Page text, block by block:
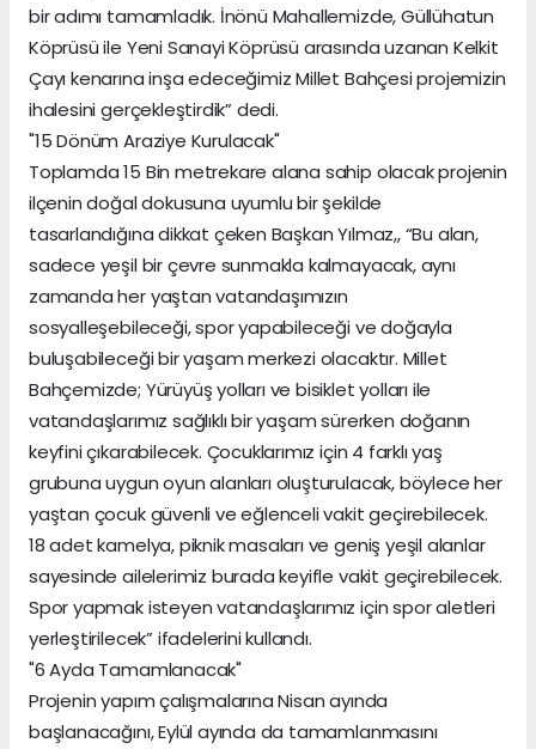
bir adımı tamamladık. İnönü Mahallemizde, Güllühatun
Köprüsü ile Yeni Sanayi Köprüsü arasında uzanan Kelkit
Çayı kenarına inşa edeceğimiz Millet Bahçesi projemizin
ihalesini gerçekleştirdik” dedi.
"15 Dönüm Araziye Kurulacak"
Toplamda 15 Bin metrekare alana sahip olacak projenin
ilçenin doğal dokusuna uyumlu bir şekilde
tasarlandığına dikkat çeken Başkan Yılmaz,, “Bu alan,
sadece yeşil bir çevre sunmakla kalmayacak, aynı
zamanda her yaştan vatandaşımızın
sosyalleşebileceği, spor yapabileceği ve doğayla
buluşabileceği bir yaşam merkezi olacaktır. Millet
Bahçemizde; Yürüyüş yolları ve bisiklet yolları ile
vatandaşlarımız sağlıklı bir yaşam sürerken doğanın
keyfini çıkarabilecek. Çocuklarımız için 4 farklı yaş
grubuna uygun oyun alanları oluşturulacak, böylece her
yaştan çocuk güvenli ve eğlenceli vakit geçirebilecek.
18 adet kamelya, piknik masaları ve geniş yeşil alanlar
sayesinde ailelerimiz burada keyifle vakit geçirebilecek.
Spor yapmak isteyen vatandaşlarımız için spor aletleri
yerleştirilecek” ifadelerini kullandı.
"6 Ayda Tamamlanacak"
Projenin yapım çalışmalarına Nisan ayında
başlanacağını, Eylül ayında da tamamlanmasını